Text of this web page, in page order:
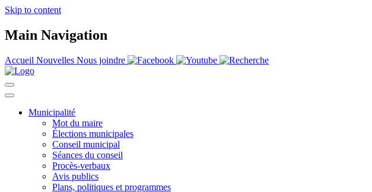
Skip to content
Main Navigation
Accueil Nouvelles Nous joindre
Municipalité
Mot du maire
Élections municipales
Conseil municipal
Séances du conseil
Procès-verbaux
Avis publics
Plans, politiques et programmes